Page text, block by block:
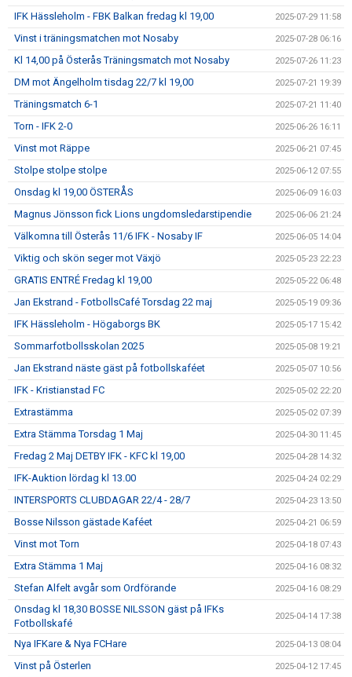
IFK Hässleholm - FBK Balkan fredag kl 19,00 2025-07-29 11:58
Vinst i träningsmatchen mot Nosaby 2025-07-28 06:16
Kl 14,00 på Österås Träningsmatch mot Nosaby 2025-07-26 11:23
DM mot Ängelholm tisdag 22/7 kl 19,00 2025-07-21 19:39
Träningsmatch 6-1 2025-07-21 11:40
Torn - IFK 2-0 2025-06-26 16:11
Vinst mot Räppe 2025-06-21 07:45
Stolpe stolpe stolpe 2025-06-12 07:55
Onsdag kl 19,00 ÖSTERÅS 2025-06-09 16:03
Magnus Jönsson fick Lions ungdomsledarstipendie 2025-06-06 21:24
Välkomna till Österås 11/6 IFK - Nosaby IF 2025-06-05 14:04
Viktig och skön seger mot Växjö 2025-05-23 22:23
GRATIS ENTRÉ Fredag kl 19,00 2025-05-22 06:48
Jan Ekstrand - FotbollsCafé Torsdag 22 maj 2025-05-19 09:36
IFK Hässleholm - Högaborgs BK 2025-05-17 15:42
Sommarfotbollsskolan 2025 2025-05-08 19:21
Jan Ekstrand näste gäst på fotbollskaféet 2025-05-07 10:56
IFK - Kristianstad FC 2025-05-02 22:20
Extrastämma 2025-05-02 07:39
Extra Stämma Torsdag 1 Maj 2025-04-30 11:45
Fredag 2 Maj DETBY IFK - KFC kl 19,00 2025-04-28 14:32
IFK-Auktion lördag kl 13.00 2025-04-24 02:29
INTERSPORTS CLUBDAGAR 22/4 - 28/7 2025-04-23 13:50
Bosse Nilsson gästade Kaféet 2025-04-21 06:59
Vinst mot Torn 2025-04-18 07:43
Extra Stämma 1 Maj 2025-04-16 08:32
Stefan Alfelt avgår som Ordförande 2025-04-16 08:29
Onsdag kl 18,30 BOSSE NILSSON gäst på IFKs
Fotbollskafé
2025-04-14 17:38
Nya IFKare & Nya FCHare 2025-04-13 08:04
Vinst på Österlen 2025-04-12 17:45